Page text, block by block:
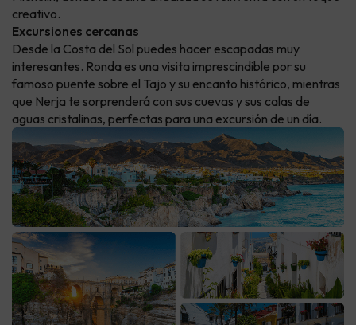
creativo.
Excursiones cercanas
Desde la Costa del Sol puedes hacer escapadas muy
interesantes. Ronda es una visita imprescindible por su
famoso puente sobre el Tajo y su encanto histórico, mientras
que Nerja te sorprenderá con sus cuevas y sus calas de
aguas cristalinas, perfectas para una excursión de un día.